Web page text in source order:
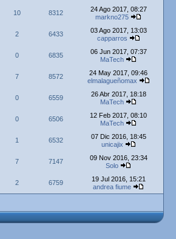
10 8312
24 Ago 2017, 08:27
markno275
2 6433
03 Ago 2017, 13:03
capparros
0 6835
06 Jun 2017, 07:37
MaTech
7 8572
24 May 2017, 09:46
elmalagueñomax
0 6559
26 Abr 2017, 18:18
MaTech
0 6506
12 Feb 2017, 08:10
MaTech
1 6532
07 Dic 2016, 18:45
unicajix
7 7147
09 Nov 2016, 23:34
Solo
2 6759
19 Jul 2016, 15:21
andrea fiume